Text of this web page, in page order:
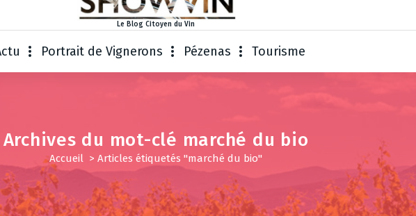
Le Blog Citoyen du Vin
Portrait de Vignerons Pézenas Tourisme
Archives du mot-clé marché du bio
Accueil > Articles étiquetés "marché du bio"